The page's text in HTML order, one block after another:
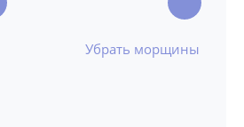
Убрать морщины